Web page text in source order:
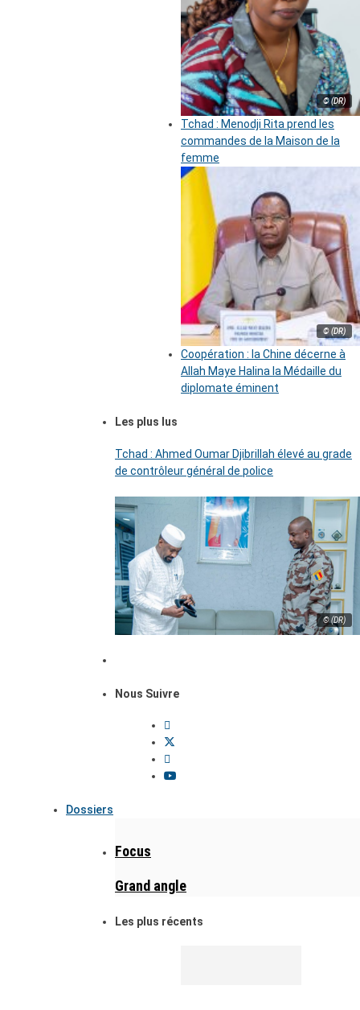
© (DR)
Tchad : Menodji Rita prend les
commandes de la Maison de la
femme
© (DR)
Coopération : la Chine décerne à
Allah Maye Halina la Médaille du
diplomate éminent
Les plus lus
Tchad : Ahmed Oumar Djibrillah élevé au grade
de contrôleur général de police
© (DR)
Nous Suivre
Dossiers
Focus
Grand angle
Les plus récents